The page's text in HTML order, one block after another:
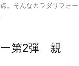
。そんなカラダリフォー
ー第2弾 親